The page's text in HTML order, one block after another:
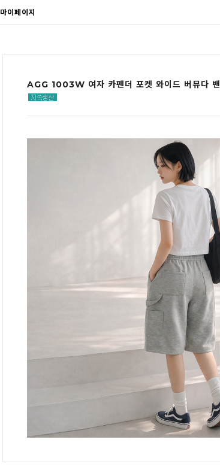
마이페이지
AGG 1003W 여자 카펜더 포켓 와이드 버뮤다 밴